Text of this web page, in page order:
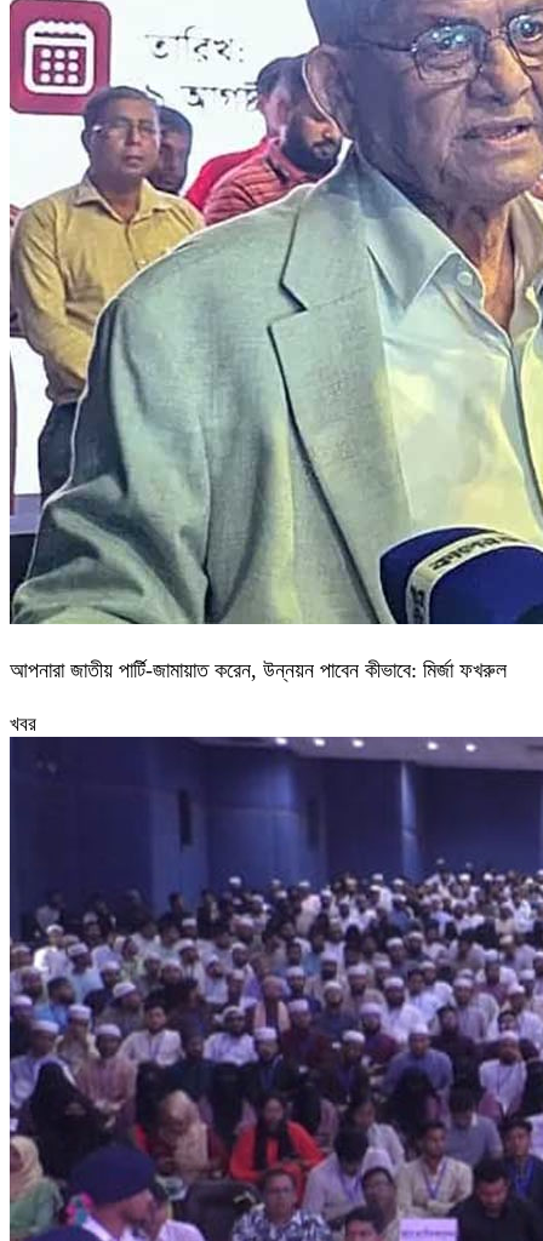
আপনারা জাতীয় পার্টি-জামায়াত করেন, উন্নয়ন পাবেন কীভাবে: মির্জা ফখরুল
খবর